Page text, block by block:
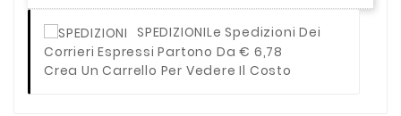
SPEDIZIONILe Spedizioni Dei
Corrieri Espressi Partono Da € 6,78
Crea Un Carrello Per Vedere Il Costo